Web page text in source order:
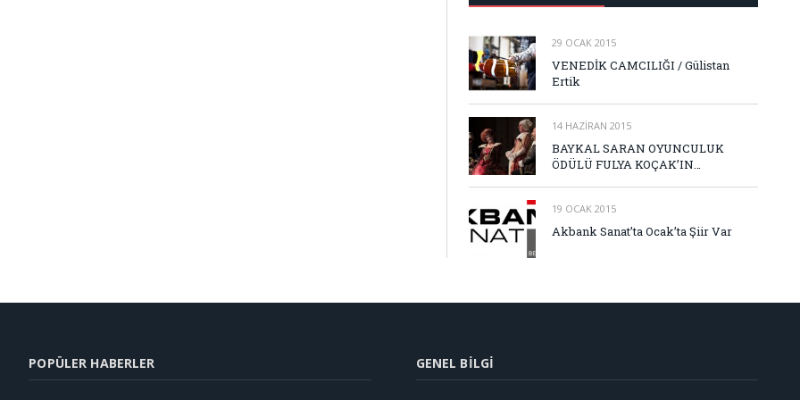
29 OCAK 2015
VENEDİK CAMCILIĞI / Gülistan
Ertik
14 HAZIRAN 2015
BAYKAL SARAN OYUNCULUK
ÖDÜLÜ FULYA KOÇAK’IN…
19 OCAK 2015
Akbank Sanat’ta Ocak’ta Şiir Var
POPÜLER HABERLER GENEL BILGI